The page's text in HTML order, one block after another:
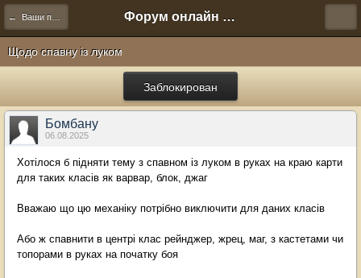
← Ваши предложения Форум онлайн игры "Новая Эра" (Нюра Биз)
Щодо спавну із луком
Заблокирован
Бомбану
06.08.2025
Хотілося б підняти тему з спавном із луком в руках на краю карти
для таких класів як варвар, блок, джаг
Вважаю що цю механіку потрібно виключити для даних класів
Або ж спавнити в центрі клас рейнджер, жрец, маг, з кастетами чи
топорами в руках на початку боя